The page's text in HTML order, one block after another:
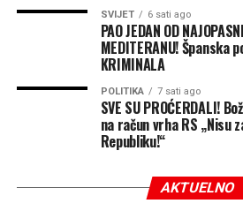
SVIJET 6 sati ago
PAO JEDAN OD
MEDITERANU! Španska
KRIMINALA
POLITIKA 7 sati ago
SVE SU PROĆERDALI!
na račun vrha RS „Nisu
Republiku!“
AKTUELNO